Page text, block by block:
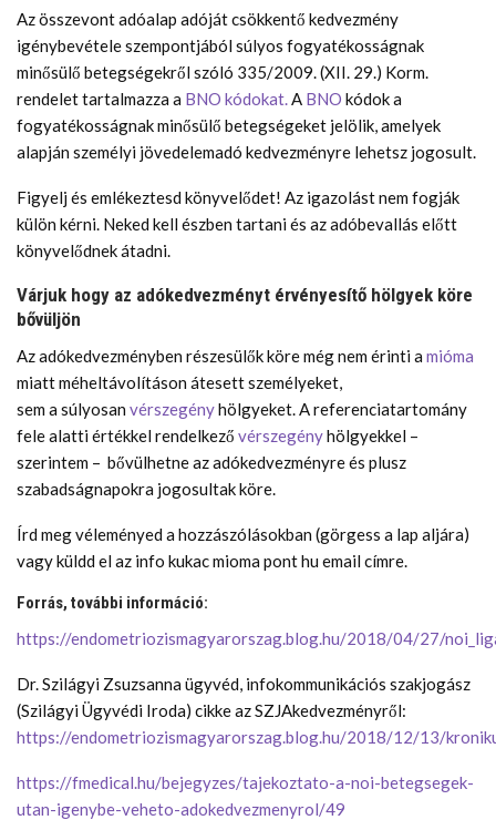
Az összevont adóalap adóját csökkentő kedvezmény
igénybevétele szempontjából súlyos fogyatékosságnak
minősülő betegségekről szóló 335/2009. (XII. 29.) Korm.
rendelet tartalmazza a BNO kódokat.A BNO kódok a
fogyatékosságnak minősülő betegségeket jelölik, amelyek
alapján személyi jövedelemadó kedvezményre lehetsz jogosult.
Figyelj és emlékeztesd könyvelődet! Az igazolást nem fogják
külön kérni. Neked kell észben tartani és az adóbevallás előtt
könyvelődnek átadni.
Várjuk hogy az adókedvezményt érvényesítő hölgyek köre
bővüljön
Az adókedvezményben részesülők köre még nem érinti a mióma
miatt méheltávolításon átesett személyeket,
sem a súlyosan vérszegényhölgyeket. A referenciatartomány
fele alatti értékkel rendelkező vérszegényhölgyekkel –
szerintem – bővülhetne az adókedvezményre és plusz
szabadságnapokra jogosultak köre.
Írd meg véleményed a hozzászólásokban (görgess a lap aljára)
vagy küldd el az info kukac mioma pont hu email címre.
Forrás, további információ:
https://endometriozismagyarorszag.blog.hu/2018/04/27/
Dr. Szilágyi Zsuzsanna ügyvéd, infokommunikációs szakjogász
(Szilágyi Ügyvédi Iroda) cikke az SZJAkedvezményről:
https://endometriozismagyarorszag.blog.hu/2018/12/13/
https://fmedical.hu/bejegyzes/tajekoztato-a-noi-betegsegek-
utan-igenybe-veheto-adokedvezmenyrol/49